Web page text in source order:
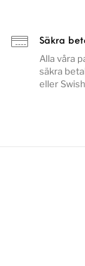
Säkra
Alla våra
säkra
eller